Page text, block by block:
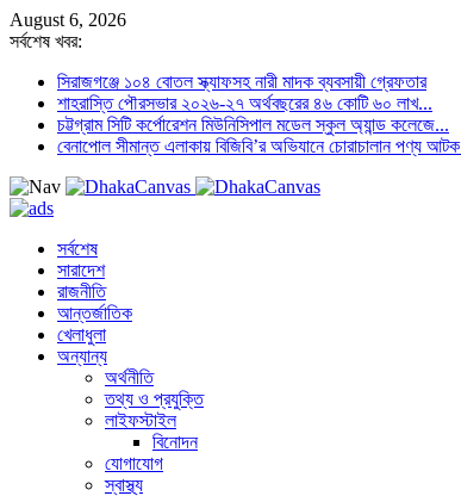
August 6, 2026
সর্বশেষ খবর:
সিরাজগঞ্জে ১০৪ বোতল স্ক্যাফসহ নারী মাদক ব্যবসায়ী গ্রেফতার
শাহরাস্তি পৌরসভার ২০২৬-২৭ অর্থবছরের ৪৬ কোটি ৬০ লাখ...
চট্টগ্রাম সিটি কর্পোরেশন মিউনিসিপাল মডেল স্কুল অ্যান্ড কলেজে...
বেনাপোল সীমান্ত এলাকায় বিজিবি’র অভিযানে চোরাচালান পণ্য আটক
সর্বশেষ
সারাদেশ
রাজনীতি
আন্তর্জাতিক
খেলাধুলা
অন্যান্য
অর্থনীতি
তথ্য ও প্রযুক্তি
লাইফস্টাইল
বিনোদন
যোগাযোগ
স্বাস্থ্য